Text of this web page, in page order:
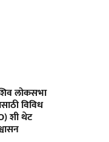
लोकसभा
विविध
शी थेट